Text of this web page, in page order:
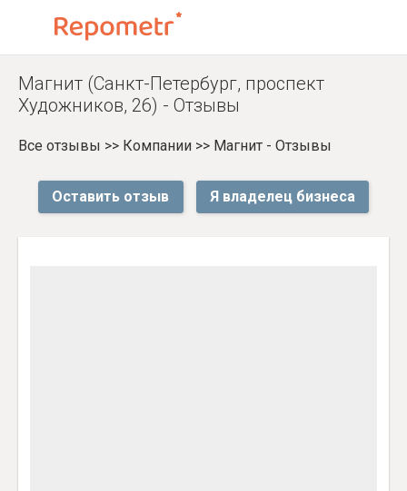
Магнит (Санкт-Петербург, проспект
Художников, 26) - Отзывы
Все отзывы >> Компании >> Магнит - Отзывы
Оставить отзыв Я владелец бизнеса